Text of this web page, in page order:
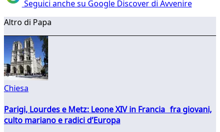
Seguici anche su Google Discover di Avvenire
Altro di Papa
Chiesa
Parigi, Lourdes e Metz: Leone XIV in Francia fra giovani,
culto mariano e radici d’Europa